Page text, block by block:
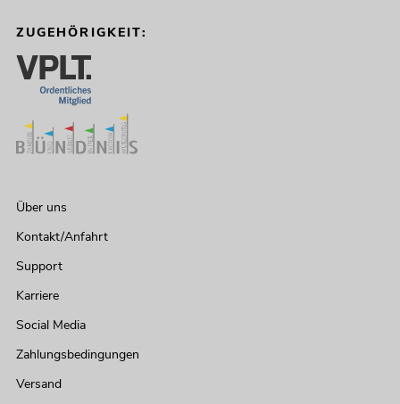
ZUGEHÖRIGKEIT:
Über uns
Kontakt/Anfahrt
Support
Karriere
Social Media
Zahlungsbedingungen
Versand